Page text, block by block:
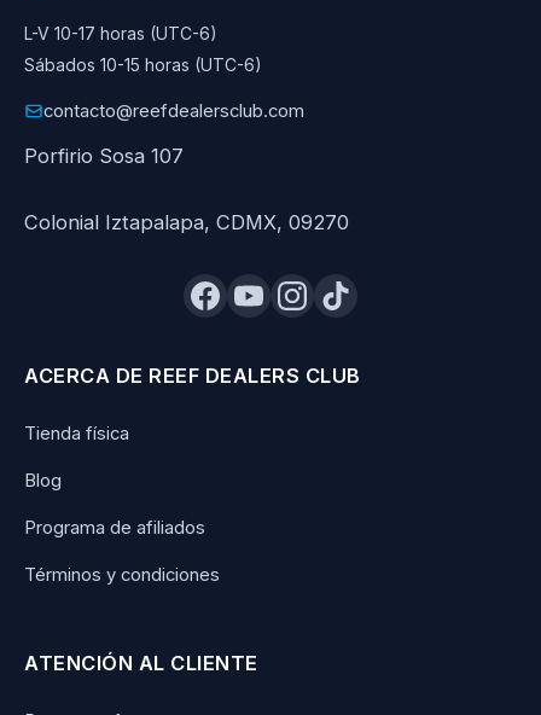
L-V 10-17 horas (UTC-6)
Sábados 10-15 horas (UTC-6)
contacto@reefdealersclub.com
Porfirio Sosa 107
Colonial Iztapalapa, CDMX, 09270
ACERCA DE REEF DEALERS CLUB
Tienda física
Blog
Programa de afiliados
Términos y condiciones
ATENCIÓN AL CLIENTE